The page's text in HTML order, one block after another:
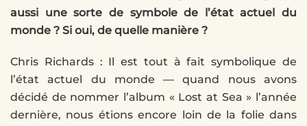
aussi une sorte de symbole de l’état actuel du
monde ? Si oui, de quelle manière ?
Chris Richards : Il est tout à fait symbolique de
l’état actuel du monde — quand nous avons
décidé de nommer l’album « Lost at Sea » l’année
dernière, nous étions encore loin de la folie dans